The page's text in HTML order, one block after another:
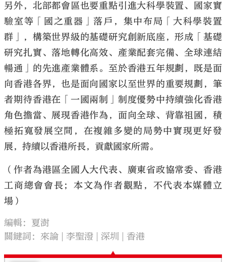
另外，北部都會區也要重點引進大科學裝置、國家實
驗室等「國之重器」落戶，集中布局「大科學裝置
群」，構築世界級的基礎研究創新底座，形成「基礎
研究扎實、落地轉化高效、產業配套完備、全球連結
暢通」的先進產業體系。至於香港五年規劃，既是面
向香港各界，也是面向國家以至世界的重要規劃，筆
者期待香港在「一國兩制」制度優勢中持續強化香港
角色擔當、展現香港作為，面向全球、背靠祖國，積
極拓寬發展空間，在複雜多變的局勢中實現更好發
展，持續以香港所長，貢獻國家所需。
（作者為港區全國人大代表、廣東省政協常委、香港
工商總會會長；本文為作者觀點，不代表本媒體立
場）
編輯：夏澍
關鍵詞： 來論 李聖潑 深圳 香港